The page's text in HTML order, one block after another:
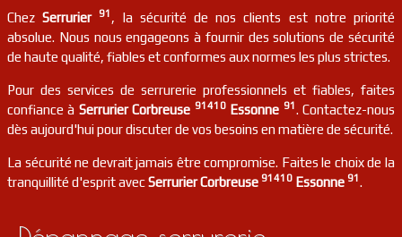
ChezSerrurier91 , la sécurité de nos clients est notre priorité
absolue. Nous nous engageons à fournir des solutions de sécurité
de haute qualité, fiables et conformes aux normes les plus strictes.
Pour des services de serrurerie professionnels et fiables, faites
confiance à Serrurier Corbreuse 91410Essonne 91. Contactez-nous
dès aujourd'hui pour discuter de vos besoins en matière de sécurité.
La sécurité ne devrait jamais être compromise. Faites le choix de la
tranquillité d'esprit avecSerrurier Corbreuse 91410 Essonne 91.